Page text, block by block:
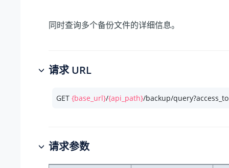
同时查询多个备份文件的详细信息。
请求 URL
GET {base_url}/{api_path}/backup/
请求参数